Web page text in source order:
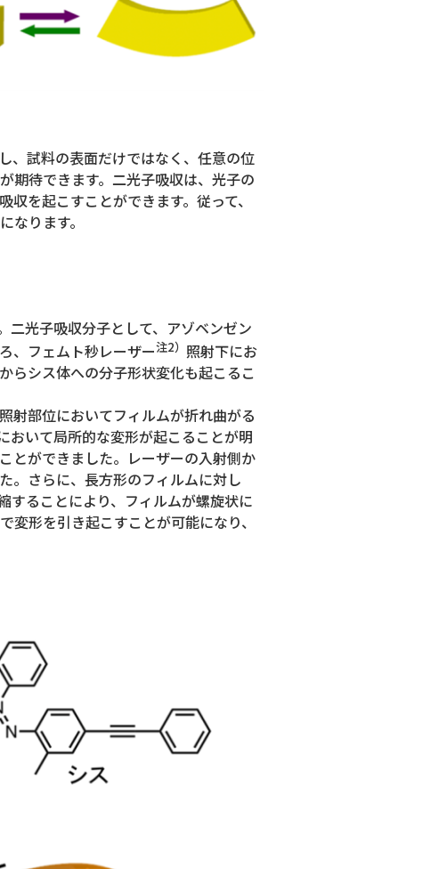
、試料の表面だけではなく、任意の位
期待できます。二光子吸収は、光子の
を起こすことができます。従って、
ります。
光子吸収分子として、アゾベンゼン
、フェムト秒レーザー注2） 照射下にお
らシス体への分子形状変化も起こるこ
射部位においてフィルムが折れ曲がる
おいて局所的な変形が起こることが明
とができました。レーザーの入射側か
。さらに、長方形のフィルムに対し
することにより、フィルムが螺旋状に
形を引き起こすことが可能になり、